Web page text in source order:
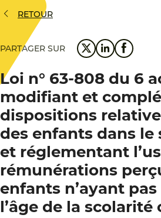
RETOUR
PARTAGER SUR
Loi n° 63-808 du 6
modifiant et
dispositions
des enfants dans le
et réglementant
rémunérations
enfants n’ayant
l’âge de la